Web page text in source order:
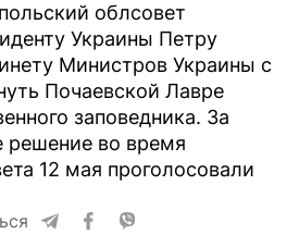
облсовет
Украины Петру
Министров Украины с
Почаевской Лавре
заповедника. За
решение во время
12 мая проголосовали